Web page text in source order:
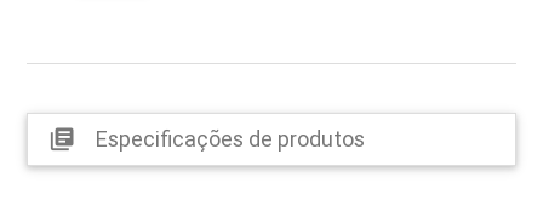
library_books Especificações de produtos